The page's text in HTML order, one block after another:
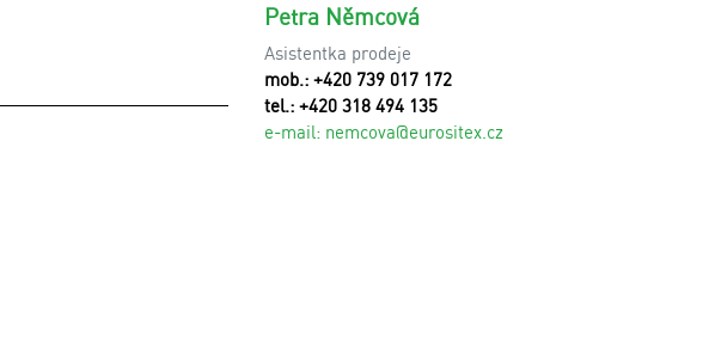
Petra Němcová
Asistentka prodeje
mob.: +420 739 017 172
tel.: +420 318 494 135
e-mail: nemcova@eurositex.cz